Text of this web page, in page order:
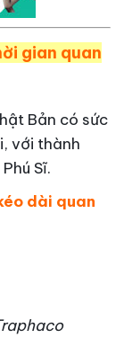
gian quan
Bản có sức
với thành
Sĩ.
dài quan